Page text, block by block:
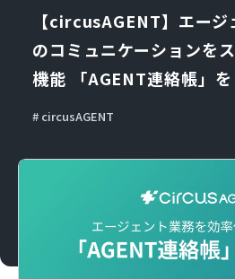
【circusAGENT】エー
のコミュニケーションを
機能 「AGENT連絡帳」
circusAGENT